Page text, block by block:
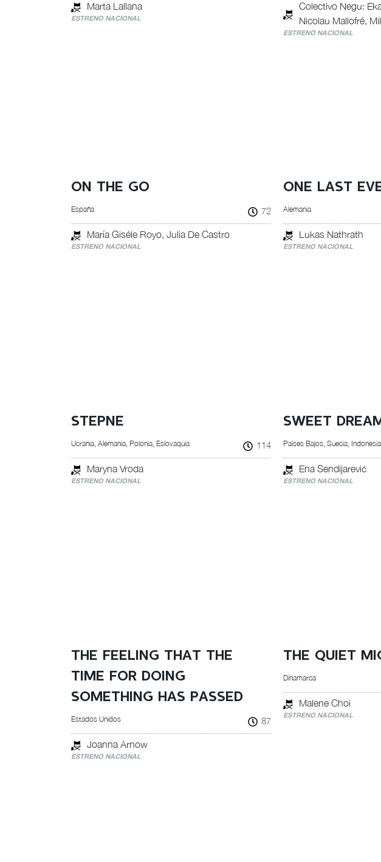
Marta Lallana
ESTRENO NACIONAL
Colectivo Negu:
Nicolau Mallofré,
ESTRENO NACIONAL
ON THE GO
España 72
María Giséle Royo, Julia De Castro
ESTRENO NACIONAL
ONE LAST
Alemania
Lukas Nathrath
ESTRENO NACIONAL
STEPNE
Ucrania, Alemania, Polonia, Eslovaquia 114
Maryna Vroda
ESTRENO NACIONAL
SWEET
Países Bajos, Suecia,
Ena Sendijarević
ESTRENO NACIONAL
THE FEELING THAT THE
TIME FOR DOING
SOMETHING HAS PASSED
Estados Unidos 87
Joanna Arnow
ESTRENO NACIONAL
THE QUIET
Dinamarca
Malene Choi
ESTRENO NACIONAL